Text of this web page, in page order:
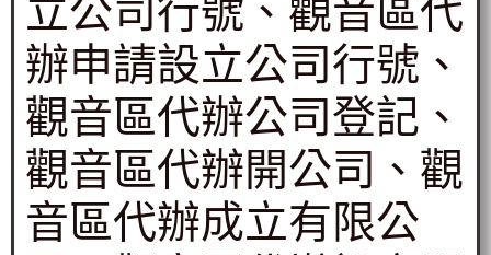
辦申請設立公司行號、
觀音區代辦公司登記、
觀音區代辦開公司、觀
音區代辦成立有限公